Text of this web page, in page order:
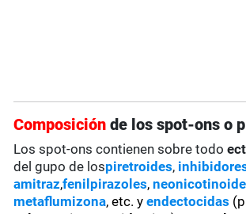
Composición de los spot-ons o
Los spot-ons contienen sobre todo
del gupo de lospiretroides,
amitraz,fenilpirazoles,
metaflumizona, etc. yendectocidas